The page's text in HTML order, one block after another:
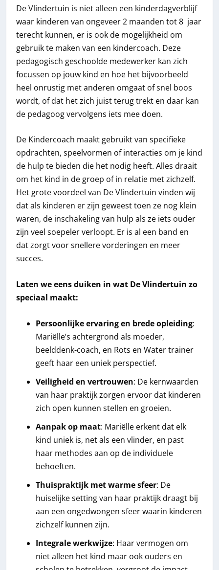
De Vlindertuin is niet alleen een kinderdagverblijf
waar kinderen van ongeveer 2 maanden tot 8 jaar
terecht kunnen, er is ook de mogelijkheid om
gebruik te maken van een kindercoach. Deze
pedagogisch geschoolde medewerker kan zich
focussen op jouw kind en hoe het bijvoorbeeld
heel onrustig met anderen omgaat of snel boos
wordt, of dat het zich juist terug trekt en daar kan
de pedagoog vervolgens iets mee doen.
De Kindercoach maakt gebruikt van specifieke
opdrachten, speelvormen of interacties om je kind
de hulp te bieden die het nodig heeft. Alles draait
om het kind in de groep of in relatie met zichzelf.
Het grote voordeel van De Vlindertuin vinden wij
dat als kinderen er zijn geweest toen ze nog klein
waren, de inschakeling van hulp als ze iets ouder
zijn veel soepeler verloopt. Er is al een band en
dat zorgt voor snellere vorderingen en meer
succes.
Laten we eens duiken in wat De Vlindertuin zo
speciaal maakt:
Persoonlijke ervaring en brede opleiding:
Mariëlle’s achtergrond als moeder,
beelddenk-coach, en Rots en Water trainer
geeft haar een uniek perspectief.
Veiligheid en vertrouwen: De kernwaarden
van haar praktijk zorgen ervoor dat kinderen
zich open kunnen stellen en groeien.
Aanpak op maat: Mariëlle erkent dat elk
kind uniek is, net als een vlinder, en past
haar methodes aan op de individuele
behoeften.
Thuispraktijk met warme sfeer: De
huiselijke setting van haar praktijk draagt bij
aan een ongedwongen sfeer waarin kinderen
zichzelf kunnen zijn.
Integrale werkwijze: Haar vermogen om
niet alleen het kind maar ook ouders en